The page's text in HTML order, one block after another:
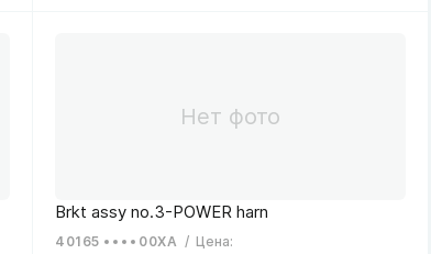
40165 00XA / Цена: